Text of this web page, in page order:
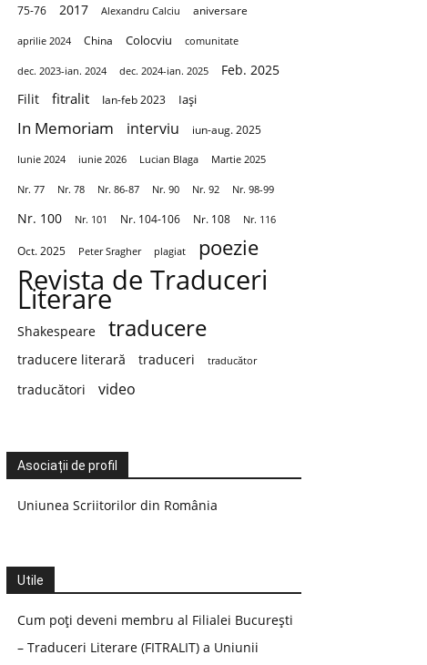
75-76 2017 Alexandru Calciu aniversare
aprilie 2024 China Colocviu comunitate
dec. 2023-ian. 2024 dec. 2024-ian. 2025
Feb. 2025
Filit
fitralit Ian-feb 2023 Iași
In Memoriam interviu iun-aug. 2025
Iunie 2024 iunie 2026 Lucian Blaga Martie 2025
Nr. 77 Nr. 78 Nr. 86-87 Nr. 90 Nr. 92 Nr. 98-99
Nr. 100 Nr. 101 Nr. 104-106 Nr. 108 Nr. 116
Oct. 2025 Peter Sragher plagiat poezie
Revista de Traduceri
Literare
Shakespeare traducere
traducere literară traduceri traducător
traducători video
Asociații de profil
Uniunea Scriitorilor din România
Utile
Cum poți deveni membru al Filialei București
– Traduceri Literare (FITRALIT) a Uniunii